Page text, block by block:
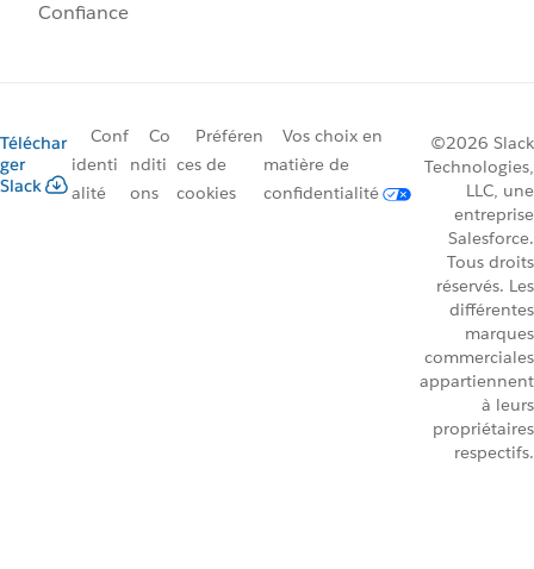
Confiance
Téléchar
ger
Slack
Conf
identi
alité
Co
nditi
ons
Préféren
ces de
cookies
Vos choix en
matière de
confidentialité
©2026 Slack
Technologies,
LLC, une
entreprise
Salesforce.
Tous droits
réservés. Les
différentes
marques
commerciales
appartiennent
à leurs
propriétaires
respectifs.